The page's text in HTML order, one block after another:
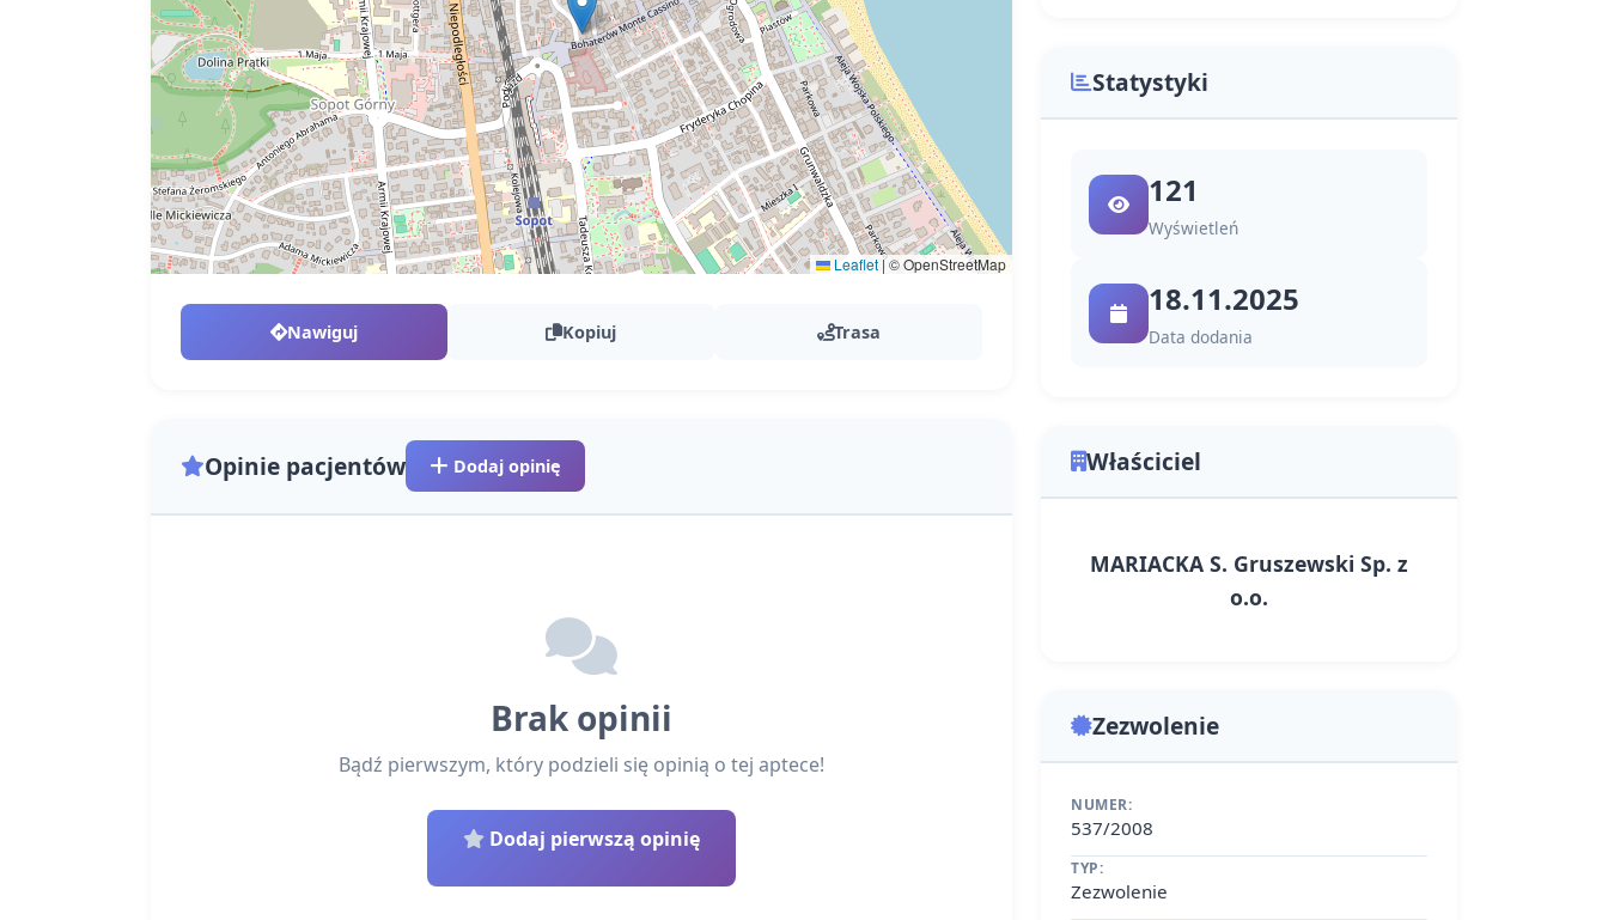
Leaflet |© OpenStreetMap
Nawiguj Kopiuj Trasa
Opinie pacjentów Dodaj opinię
Brak opinii
Bądź pierwszym, który podzieli się opinią o tej aptece!
Dodaj pierwszą opinię
Statystyki
121
Wyświetleń
18.11.2025
Data dodania
Właściciel
MARIACKA S. Gruszewski Sp. z
o.o.
Zezwolenie
NUMER:
537/2008
TYP:
Zezwolenie